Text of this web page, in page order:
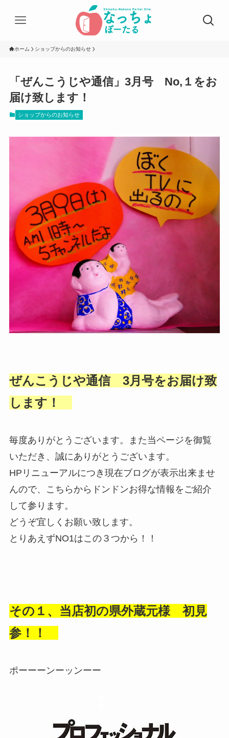
ホーム ショップからのお知らせ
「ぜんこうじや通信」3月号 No,１をお
届け致します！
ショップからのお知らせ
ぜんこうじや通信 3月号をお届け致
します！
毎度ありがとうございます。また当ページを御覧
いただき、誠にありがとうございます。
HPリニューアルにつき現在ブログが表示出来ませ
んので、こちらからドンドンお得な情報をご紹介
して参ります。
どうぞ宜しくお願い致します。
とりあえずNO1はこの３つから！！
その１、当店初の県外蔵元様 初見
参！！
ポーーーンーッンーー